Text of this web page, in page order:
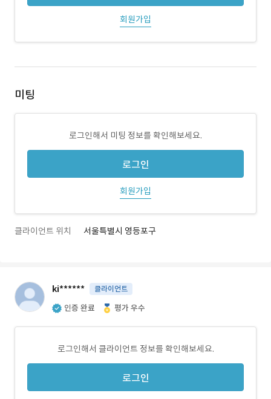
회원가입
미팅
로그인해서 미팅 정보를 확인해보세요.
로그인
회원가입
클라이언트 위치 서울특별시 영등포구
ki****** 클라이언트
인증 완료 평가 우수
로그인해서 클라이언트 정보를 확인해보세요.
로그인